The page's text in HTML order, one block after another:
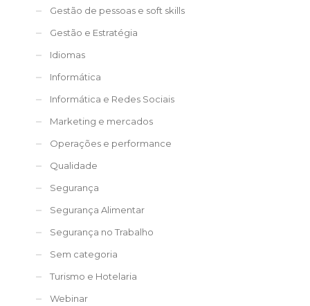
Gestão de pessoas e soft skills
Gestão e Estratégia
Idiomas
Informática
Informática e Redes Sociais
Marketing e mercados
Operações e performance
Qualidade
Segurança
Segurança Alimentar
Segurança no Trabalho
Sem categoria
Turismo e Hotelaria
Webinar